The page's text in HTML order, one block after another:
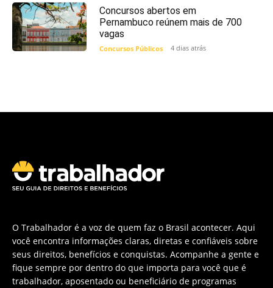
Concursos abertos em
Pernambuco reúnem mais de 700
vagas
Concursos Públicos 4 dias atrás
O Trabalhador é a voz de quem faz o Brasil acontecer. Aqui
você encontra informações claras, diretas e confiáveis sobre
seus direitos, benefícios e conquistas. Acompanhe a gente e
fique sempre por dentro do que importa para você que é
trabalhador, aposentado ou beneficiário de programas